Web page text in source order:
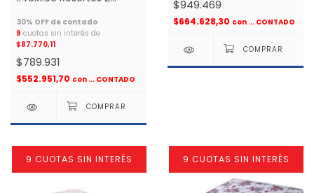
9 cuotas sin interés de
$87.770,11
$789.931
$552.951,70 con ... CONTADO
$949.469
$664.628,30 con ... CONTADO
9 CUOTAS SIN INTERÉS 9 CUOTAS SIN INTERÉS